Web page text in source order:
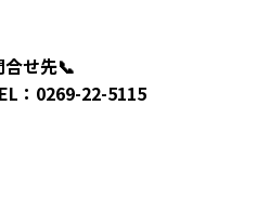
せ先📞
：0269-22-5115